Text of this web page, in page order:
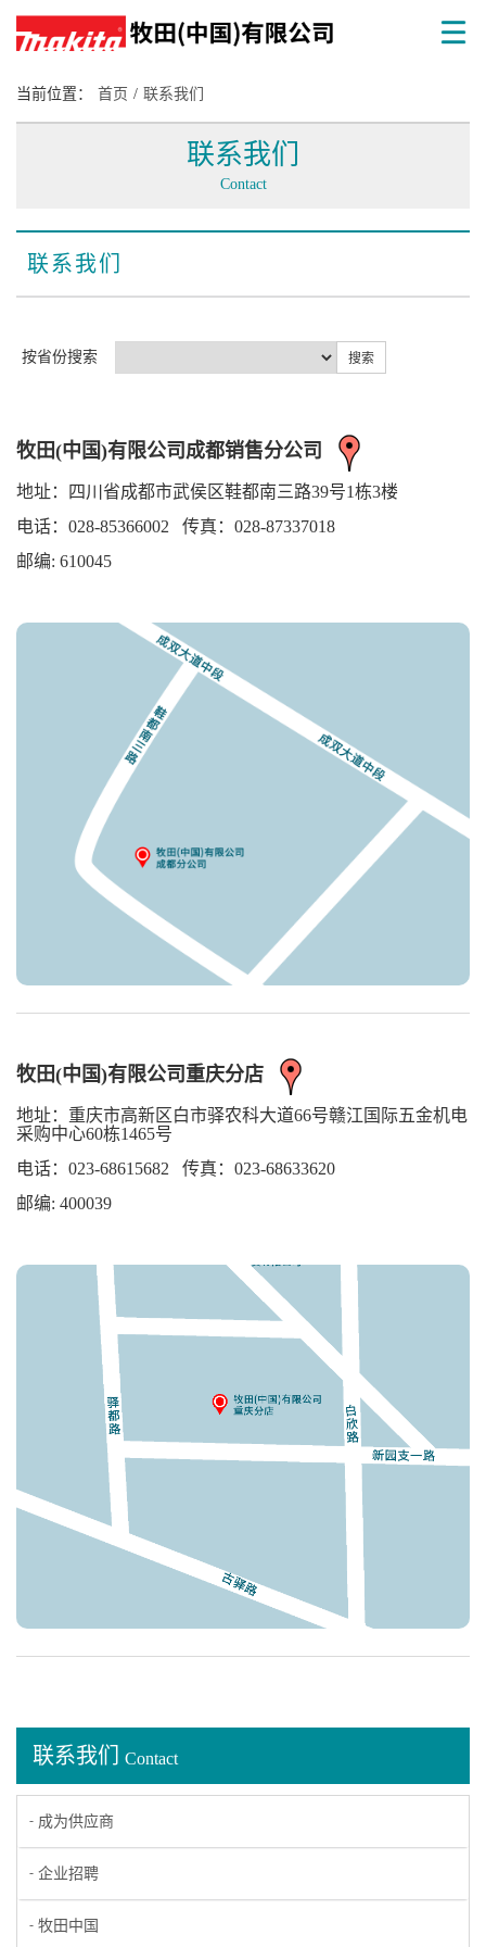
当前位置： 首页 / 联系我们
联系我们
Contact
联系我们
按省份搜索 搜索
牧田(中国)有限公司成都销售分公司
地址：
四川省成都市武侯区鞋都南三路39号1栋3楼
电话：028-85366002 传真：028-87337018
邮编: 610045
牧田(中国)有限公司重庆分店
地址： 重庆市高新区白市驿农科大道66号赣江国际五金机电
采购中心60栋1465号
电话：023-68615682 传真：023-68633620
邮编: 400039
联系我们 Contact
成为供应商
企业招聘
牧田中国